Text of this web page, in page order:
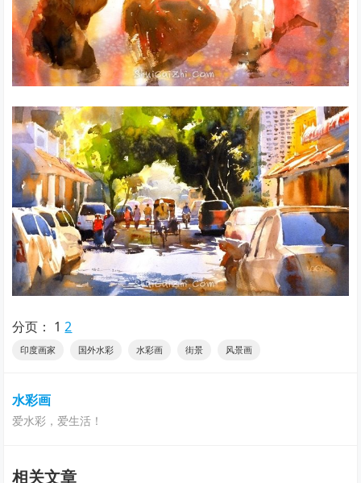
分页： 1 2
印度画家 国外水彩 水彩画 街景 风景画
水彩画
爱水彩，爱生活！
相关文章